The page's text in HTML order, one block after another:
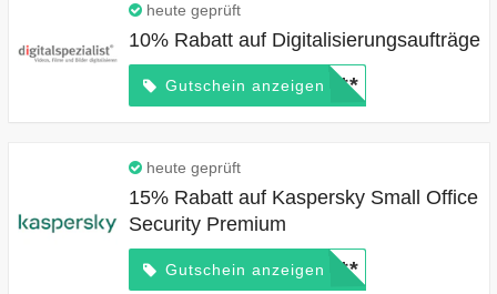
heute geprüft
10% Rabatt auf Digitalisierungsaufträge
Gutschein anzeigen*****
heute geprüft
15% Rabatt auf Kaspersky Small Office
Security Premium
Gutschein anzeigen*****